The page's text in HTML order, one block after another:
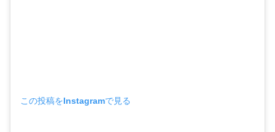
この投稿をInstagramで見る